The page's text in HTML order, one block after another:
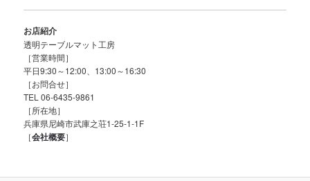
お店紹介
透明テーブルマット工房
［営業時間］
平日9:30～12:00、13:00～16:30
［お問合せ］
TEL 06-6435-9861
［所在地］
兵庫県尼崎市武庫之荘1-25-1-1F
［会社概要］